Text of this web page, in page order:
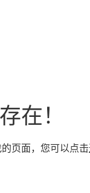
在！
页面，您可以点击